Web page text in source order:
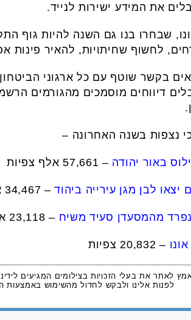
את המידע ישירות לנייד.
שבחרו בנו גם השנה להיות גוף
לחשוף שחיתויות, להאיר
בקשר שוטף עם כל ארגוני
דיווחים מוסמכים מהגורמים
נצפות בשנה האחרונה –
באור יהודה – 57,661 אלף צפיות
לבן מגן עירייה ביהוד– 34,467 אלף צפיות
מהמסעדן סעיד משיח – 23,118 אלף צפיות
– 20,832 צפיות
לאתר את בעלי הזכויות בצילומים המגיעים
לפנות אלינו ולבקש לחדול מהשימוש באמצעות